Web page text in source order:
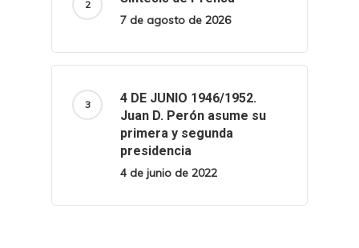
7 de agosto de 2026
4 DE JUNIO 1946/1952.
Juan D. Perón asume su
primera y segunda
presidencia
4 de junio de 2022